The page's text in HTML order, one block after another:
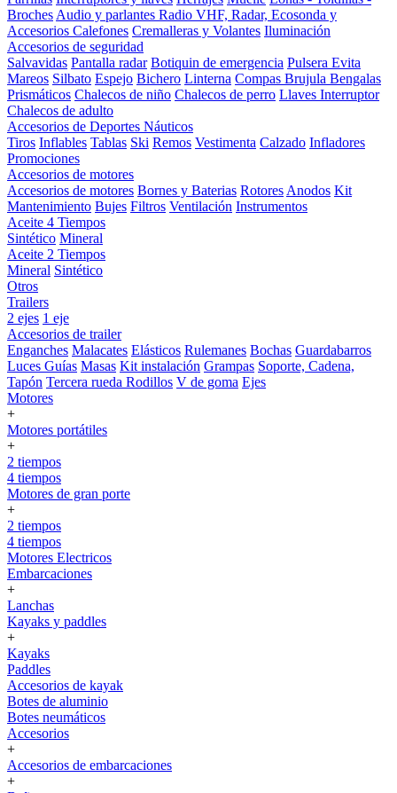
Broches Audio y parlantes Radio VHF, Radar, Ecosonda y
Accesorios Calefones Cremalleras y Volantes Iluminación
Accesorios de seguridad
Salvavidas Pantalla radar Botiquin de emergencia Pulsera Evita
Mareos Silbato Espejo Bichero Linterna Compas Brujula Bengalas
Prismáticos Chalecos de niño Chalecos de perro Llaves Interruptor
Chalecos de adulto
Accesorios de Deportes Náuticos
Tiros Inflables Tablas Ski Remos Vestimenta Calzado Infladores
Promociones
Accesorios de motores
Accesorios de motores Bornes y Baterias Rotores Anodos Kit
Mantenimiento Bujes Filtros Ventilación Instrumentos
Aceite 4 Tiempos
Sintético Mineral
Aceite 2 Tiempos
Mineral Sintético
Otros
Trailers
2 ejes 1 eje
Accesorios de trailer
Enganches Malacates Elásticos Rulemanes Bochas Guardabarros
Luces Guías Masas Kit instalación Grampas Soporte, Cadena,
Tapón Tercera rueda Rodillos V de goma Ejes
Motores
+
Motores portátiles
+
2 tiempos
4 tiempos
Motores de gran porte
+
2 tiempos
4 tiempos
Motores Electricos
Embarcaciones
+
Lanchas
Kayaks y paddles
+
Kayaks
Paddles
Accesorios de kayak
Botes de aluminio
Botes neumáticos
Accesorios
+
Accesorios de embarcaciones
+